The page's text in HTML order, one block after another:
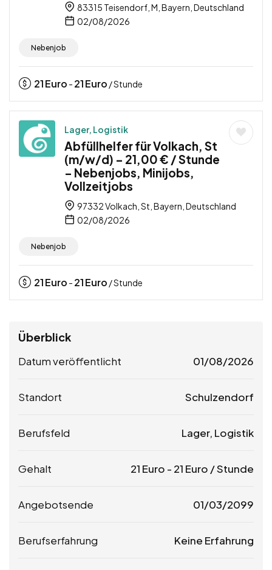
83315 Teisendorf, M, Bayern, Deutschland
02/08/2026
Nebenjob
21Euro - 21Euro / Stunde
Lager, Logistik
Abfüllhelfer für Volkach, St
(m/w/d) – 21,00 € / Stunde
– Nebenjobs, Minijobs,
Vollzeitjobs
97332 Volkach, St, Bayern, Deutschland
02/08/2026
Nebenjob
21Euro - 21Euro / Stunde
Überblick
Datum veröffentlicht 01/08/2026
Standort Schulzendorf
Berufsfeld Lager, Logistik
Gehalt 21 Euro - 21 Euro / Stunde
Angebotsende 01/03/2099
Berufserfahrung Keine Erfahrung